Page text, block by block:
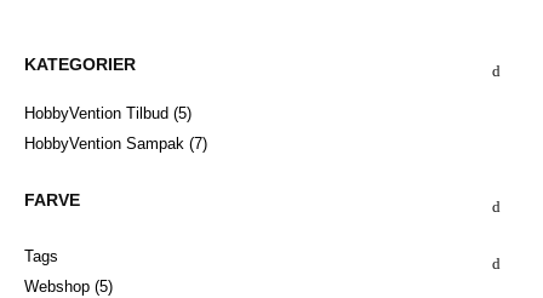
KATEGORIER
HobbyVention Tilbud (5)
HobbyVention Sampak (7)
FARVE
Tags
Webshop (5)